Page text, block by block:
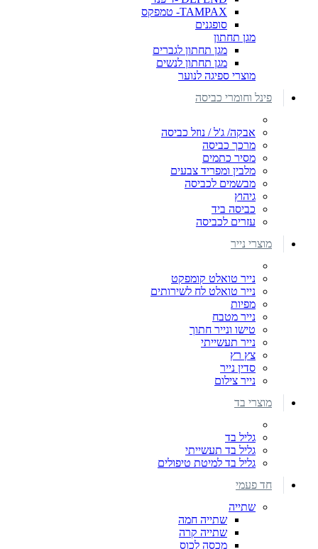
TAMPAX- טמפקס
סופגנים
מגן תחתון
מגן תחתון לגברים
מגן תחתון לנשים
מוצרי ספיגה לנוער
פינל וחומרי כביסה
אבקה/ ג'ל / נוזל כביסה
מרכך כביסה
מסיר כתמים
מלבין ומפריד צבעים
מבשמים לכביסה
גיהוץ
כביסה ביד
עזרים לכביסה
מוצרי נייר
נייר טואלט קומפקט
נייר טואלט לח לשירותים
מפיות
נייר מטבח
טישו ונייר חתוך
נייר תעשייתי
צץ רץ
סדין נייר
נייר צילום
מוצרי בד
גליל בד
גליל בד תעשייתי
גליל בד למיטת טיפולים
חד פעמי
שתייה
שתייה חמה
שתייה קרה
מכסה לכוס